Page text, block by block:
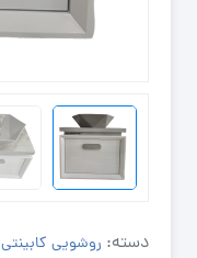
دسته: روشویی کابینتی